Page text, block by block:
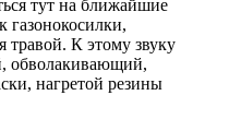
тут на ближайшие
газонокосилки,
травой. К этому звуку
обволакивающий,
нагретой резины